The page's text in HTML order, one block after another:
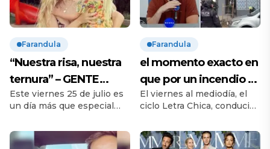
Farandula
“Nuestra risa, nuestra
ternura” – GENTE
Online
Este viernes 25 de julio es
un día más que especial
Michael Bublé. Su hija Vida
-la tercera, luego de Noah y
Farandula
el momento exacto en
que por un incendio se
cortó en vivo la
transmisión de Neura –
GENTE Online
El viernes al mediodía, el
ciclo Letra Chica, conducido
vivió un momento de
tensión absoluta al aire